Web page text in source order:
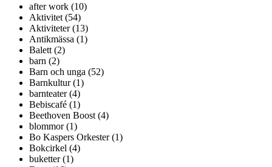
after work (10)
Aktivitet (54)
Aktiviteter (13)
Antikmässa (1)
Balett (2)
barn (2)
Barn och unga (52)
Barnkultur (1)
barnteater (4)
Bebiscafé (1)
Beethoven Boost (4)
blommor (1)
Bo Kaspers Orkester (1)
Bokcirkel (4)
buketter (1)